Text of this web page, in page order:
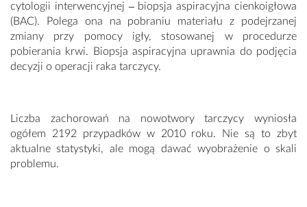
cytologii interwencyjnej ‒ biopsja aspiracyjna cienkoigłowa
(BAC). Polega ona na pobraniu materiału z podejrzanej
zmiany przy pomocy igły, stosowanej w procedurze
pobierania krwi. Biopsja aspiracyjna uprawnia do podjęcia
decyzji o operacji raka tarczycy.
Liczba zachorowań na nowotwory tarczycy wyniosła
ogółem 2192 przypadków w 2010 roku. Nie są to zbyt
aktualne statystyki, ale mogą dawać wyobrażenie o skali
problemu.